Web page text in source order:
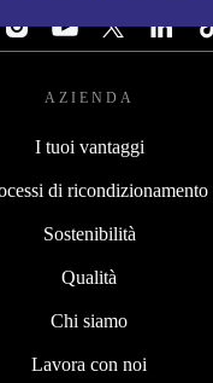
AZIENDA
I tuoi vantaggi
di ricondizionamento
Sostenibilità
Qualità
Chi siamo
Lavora con noi